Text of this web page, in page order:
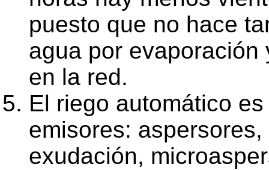
puesto que no hace
agua por
en la red.
El riego automático
emisores:
exudación,